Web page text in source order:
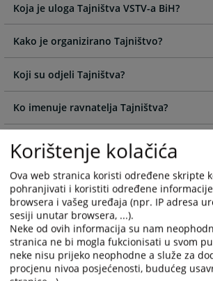
forward
to
interact
with
the
and
a
date.
Press
the
question
mark
key
to
get
the
forward
to
interact
with
and
select
a
date.
Press
the
question
mark
key
to
get
the
Koja je uloga Tajništva VSTV-a BiH?
Kako je organizirano Tajništvo?
Koji su odjeli Tajništva?
Ko imenuje ravnatelja Tajništva?
Koja je ključna uloga ravnatelja Tajništva?
Da li ravnatelj Tajništva može
Vijeća?
Da li direktor Sekretarijata ima pravo
Vijeća?
Koliko zaposlenika ima Tajništvo VSTV-a
Korištenje kolačića
Ova web stranica koristi određene skripte
pohranjivati i koristiti određene
browsera i vašeg uređaja (npr. IP adresa
sesiji unutar browsera, ...).
Neke od ovih informacija su nam
stranica ne bi mogla fukcionisati u svom
neke nisu prijeko neophodne a služe za
procjenu nivoa posjećenosti, budućeg